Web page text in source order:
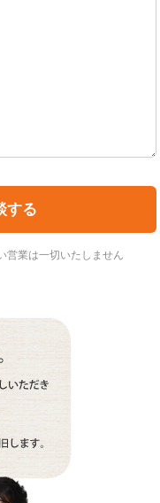
営業は一切いたしません